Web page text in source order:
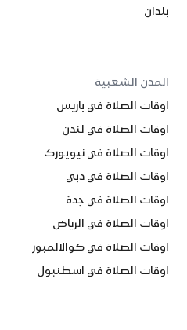
بلدان
المدن الشعبية
اوقات الصلاة في باريس
اوقات الصلاة في لندن
اوقات الصلاة في نيويورك
اوقات الصلاة في دبي
اوقات الصلاة في جدة
اوقات الصلاة في الرياض
اوقات الصلاة في كوالالمبور
اوقات الصلاة في اسطنبول